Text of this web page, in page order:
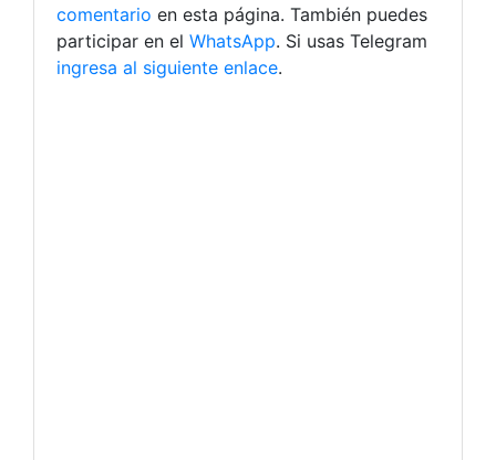
comentario en esta página. También puedes
participar en el WhatsApp. Si usas Telegram
ingresa al siguiente enlace.